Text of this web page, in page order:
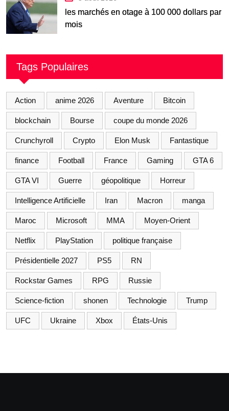
les marchés en otage à 100 000 dollars par
mois
Tags Populaires
Action anime 2026 Aventure Bitcoin
blockchain Bourse coupe du monde 2026
Crunchyroll Crypto Elon Musk Fantastique
finance Football France Gaming GTA 6
GTA VI Guerre géopolitique Horreur
Intelligence Artificielle Iran Macron manga
Maroc Microsoft MMA Moyen-Orient
Netflix PlayStation politique française
Présidentielle 2027 PS5 RN
Rockstar Games RPG Russie
Science-fiction shonen Technologie Trump
UFC Ukraine Xbox États-Unis